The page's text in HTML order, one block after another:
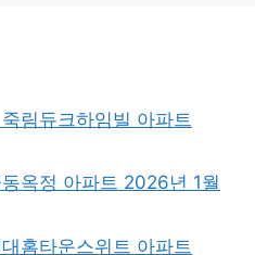
림듀크하임빌 아파트
옥정 아파트 2026년 1월
홈타운스위트 아파트